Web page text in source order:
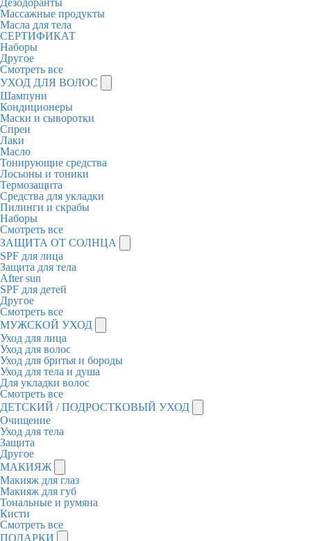
Дезодоранты
Массажные продукты
Масла для тела
СЕРТИФИКАТ
Наборы
Другое
Смотреть все
УХОД ДЛЯ ВОЛОС
Шампуни
Кондиционеры
Маски и сыворотки
Спреи
Лаки
Масло
Тонирующие средства
Лосьоны и тоники
Термозащита
Средства для укладки
Пилинги и скрабы
Наборы
Смотреть все
ЗАЩИТА ОТ СОЛНЦА
SPF для лица
Защита для тела
After sun
SPF для детей
Другое
Смотреть все
МУЖСКОЙ УХОД
Уход для лица
Уход для волос
Уход для бритья и бороды
Уход для тела и душа
Для укладки волос
Смотреть все
ДЕТСКИЙ / ПОДРОСТКОВЫЙ УХОД
Очищение
Уход для тела
Защита
Другое
МАКИЯЖ
Макияж для глаз
Макияж для губ
Тональные и румяна
Кисти
Смотреть все
ПОДАРКИ